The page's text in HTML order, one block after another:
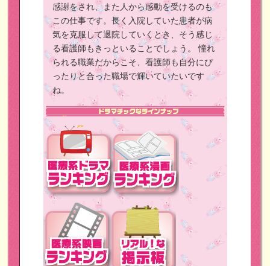
感謝をされ、また人から感動を受けるのも
この仕事です。長く入院していた患者が病
気を克服して退院していくとき、そう感じ
る看護師もきっといることでしょう。
憧れ
られる職業だからこそ、看護師も自分にぴ
ったりと合った職場で輝いていたいです
ね。